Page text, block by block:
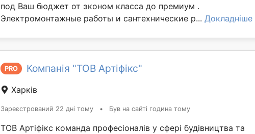
под Ваш бюджет от эконом класса до премиум .
Электромонтажные работы и сантехнические р... Докладніше
PRO Компанія "ТОВ Артіфікс"
Харків
Зареєстрований 22 дні тому • Був на сайті година тому
ТОВ Артіфікс команда професіоналів у сфері будівництва та